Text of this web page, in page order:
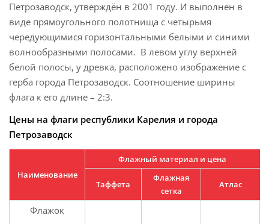
Петрозаводск, утверждён в 2001 году. И выполнен в
виде прямоугольного полотнища с четырьмя
чередующимися горизонтальными белыми и синими
волнообразными полосами. В левом углу верхней
белой полосы, у древка, расположено изображение с
герба города Петрозаводск. Соотношение ширины
флага к его длине – 2:3.
Цены на флаги республики Карелия и города
Петрозаводск
Наименование
Флажный материал и цена
Таффета
Флажная
сетка
Атлас
Флажок